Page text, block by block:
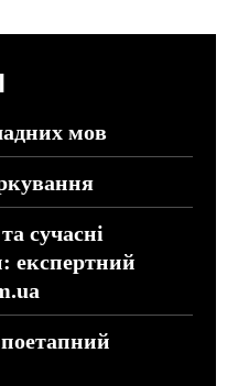
мов
сучасні
експертний